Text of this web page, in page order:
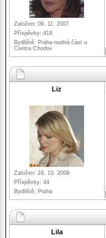
Založen: 09. 11. 2007
Příspěvky: 418
Bydliště: Praha-nudná část u
Centra Chodov
Liz
Založen: 24. 10. 2008
Příspěvky: 44
Bydliště: Praha
Lila